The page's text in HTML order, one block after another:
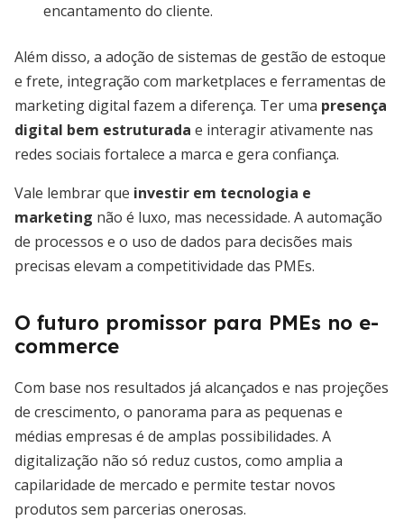
encantamento do cliente.
Além disso, a adoção de sistemas de gestão de estoque
e frete, integração com marketplaces e ferramentas de
marketing digital fazem a diferença. Ter uma presença
digital bem estruturada e interagir ativamente nas
redes sociais fortalece a marca e gera confiança.
Vale lembrar que investir em tecnologia e
marketing não é luxo, mas necessidade. A automação
de processos e o uso de dados para decisões mais
precisas elevam a competitividade das PMEs.
O futuro promissor para PMEs no e-
commerce
Com base nos resultados já alcançados e nas projeções
de crescimento, o panorama para as pequenas e
médias empresas é de amplas possibilidades. A
digitalização não só reduz custos, como amplia a
capilaridade de mercado e permite testar novos
produtos sem parcerias onerosas.